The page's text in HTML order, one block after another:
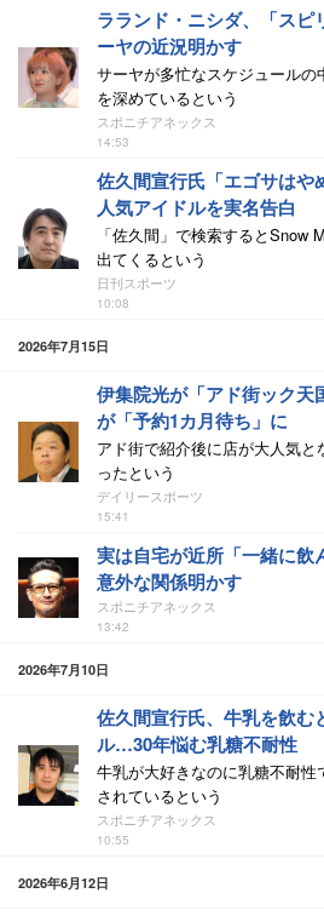
ラランド・ニシダ、「スピ
ーヤの近況明かす
サーヤが多忙なスケジュール
を深めているという
スポニチアネックス
14:53
佐久間宣行氏「エゴサはや
人気アイドルを実名告白
「佐久間」で検索するとSnow
出てくるという
日刊スポーツ
10:08
2026年7月15日
伊集院光が「アド街ック天
が「予約1カ月待ち」に
アド街で紹介後に店が大人気
ったという
デイリースポーツ
15:41
実は自宅が近所「一緒に飲
意外な関係明かす
スポニチアネックス
13:42
2026年7月10日
佐久間宣行氏、牛乳を飲む
ル…30年悩む乳糖不耐性
牛乳が大好きなのに乳糖不耐性
されているという
スポニチアネックス
10:55
2026年6月12日